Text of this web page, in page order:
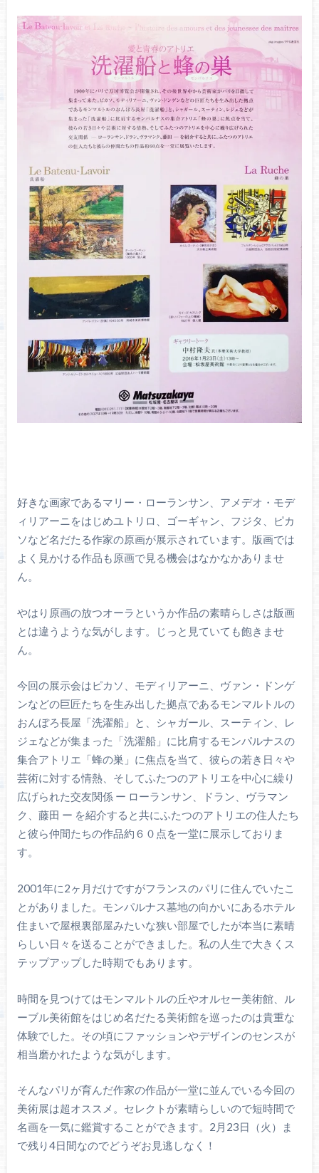
好きな画家であるマリー・ローランサン、アメデオ・モデ
ィリアーニをはじめユトリロ、ゴーギャン、フジタ、ピカ
ソなど名だたる作家の原画が展示されています。版画では
よく見かける作品も原画で見る機会はなかなかありませ
ん。
やはり原画の放つオーラというか作品の素晴らしさは版画
とは違うような気がします。じっと見ていても飽きませ
ん。
今回の展示会はピカソ、モディリアーニ、ヴァン・ドンゲ
ンなどの巨匠たちを生み出した拠点であるモンマルトルの
おんぼろ長屋「洗濯船」と、シャガール、スーティン、レ
ジェなどが集まった「洗濯船」に比肩するモンパルナスの
集合アトリエ「蜂の巣」に焦点を当て、彼らの若き日々や
芸術に対する情熱、そしてふたつのアトリエを中心に繰り
広げられた交友関係 ー ローランサン、ドラン、ヴラマン
ク、藤田 ー を紹介すると共にふたつのアトリエの住人たち
と彼ら仲間たちの作品約６０点を一堂に展示しておりま
す。
2001年に2ヶ月だけですがフランスのパリに住んでいたこ
とがありました。モンパルナス墓地の向かいにあるホテル
住まいで屋根裏部屋みたいな狭い部屋でしたが本当に素晴
らしい日々を送ることができました。私の人生で大きくス
テップアップした時期でもあります。
時間を見つけてはモンマルトルの丘やオルセー美術館、ル
ーブル美術館をはじめ名だたる美術館を巡ったのは貴重な
体験でした。その頃にファッションやデザインのセンスが
相当磨かれたような気がします。
そんなパリが育んだ作家の作品が一堂に並んでいる今回の
美術展は超オススメ。セレクトが素晴らしいので短時間で
名画を一気に鑑賞することができます。2月23日（火）ま
で残り4日間なのでどうぞお見逃しなく！